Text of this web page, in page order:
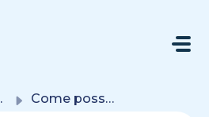
Come posso eliminare un budget?